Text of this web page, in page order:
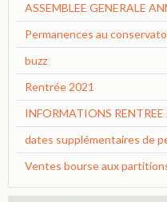
ASSEMBLEE GENERALE
Permanences au
buzz
Rentrée 2021
INFORMATIONS
dates supplémentaires de
Ventes bourse aux